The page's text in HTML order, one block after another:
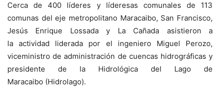
Cerca de 400 líderes y líderesas comunales de 113
comunas del eje metropolitano Maracaibo, San Francisco,
Jesús Enrique Lossada y La Cañada asistieron a
la actividad liderada por el ingeniero Miguel Perozo,
viceministro de administración de cuencas hidrográficas y
presidente de la Hidrológica del Lago de
Maracaibo (Hidrolago).